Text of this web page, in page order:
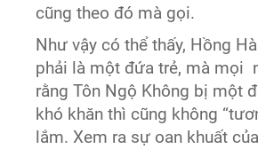
cũng theo đó mà gọi.
Như vậy có thể thấy, Hồng
phải là một đứa trẻ, mà mọi
rằng Tôn Ngộ Không bị một
khó khăn thì cũng không
lắm. Xem ra sự oan khuất